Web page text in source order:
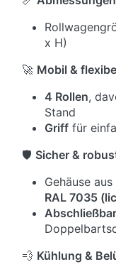
x H)
🚀 Mobil &
4 Rollen,
Stand
Griff für
🛡 Sicher &
Gehäuse aus
RAL 7035
💨 Kühlung &